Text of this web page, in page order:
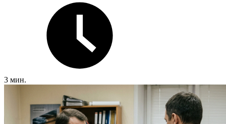
3 мин.